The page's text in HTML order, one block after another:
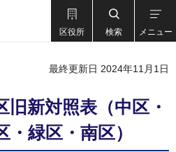
区役所 検索 メニュー
最終更新日 2024年11月1日
旧新対照表（中区・
緑区・南区）